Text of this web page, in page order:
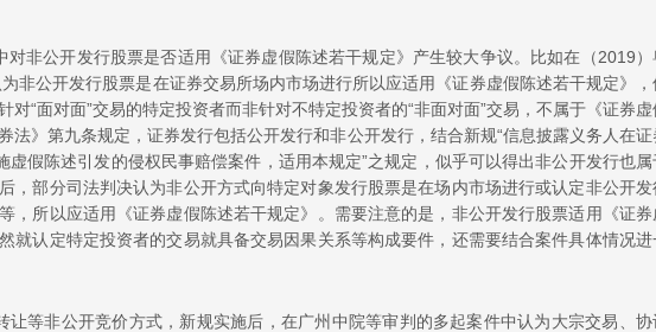
对非公开发行股票是否适用《证券虚假陈述若干规定》产生较大争议。比如在（2019）
非公开发行股票是在证券交易所场内市场进行所以应适用《证券虚假陈述若干规定》，
对“面对面”交易的特定投资者而非针对不特定投资者的“非面对面”交易，不属于《证券虚
法》第九条规定，证券发行包括公开发行和非公开发行，结合新规“信息披露义务人在证
虚假陈述引发的侵权民事赔偿案件，适用本规定”之规定，似乎可以得出非公开发行也属
，部分司法判决认为非公开方式向特定对象发行股票是在场内市场进行或认定非公开发
，所以应适用《证券虚假陈述若干规定》。需要注意的是，非公开发行股票适用《证券
就认定特定投资者的交易就具备交易因果关系等构成要件，还需要结合案件具体情况进
让等非公开竞价方式，新规实施后，在广州中院等审判的多起案件中认为大宗交易、协